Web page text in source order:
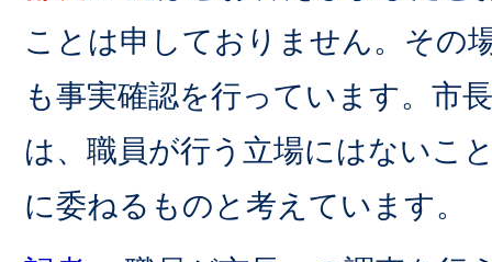
ことは申しておりません。その
も事実確認を行っています。市
は、職員が行う立場にはないこ
に委ねるものと考えています。